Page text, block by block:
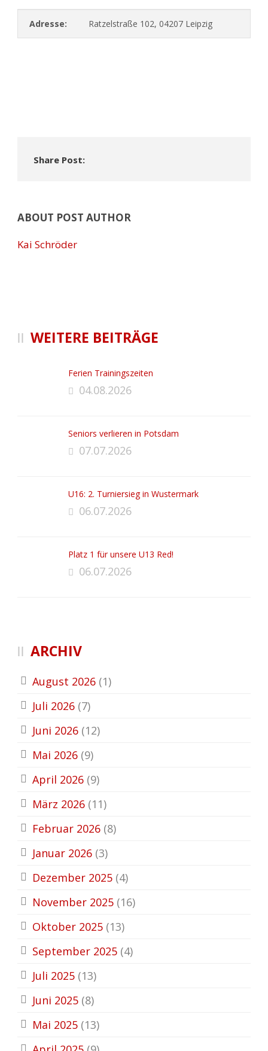
Adresse: Ratzelstraße 102, 04207 Leipzig
Share Post:
ABOUT POST AUTHOR
Kai Schröder
WEITERE BEITRÄGE
Ferien Trainingszeiten
04.08.2026
Seniors verlieren in Potsdam
07.07.2026
U16: 2. Turniersieg in Wustermark
06.07.2026
Platz 1 für unsere U13 Red!
06.07.2026
ARCHIV
August 2026 (1)
Juli 2026 (7)
Juni 2026 (12)
Mai 2026 (9)
April 2026 (9)
März 2026 (11)
Februar 2026 (8)
Januar 2026 (3)
Dezember 2025 (4)
November 2025 (16)
Oktober 2025 (13)
September 2025 (4)
Juli 2025 (13)
Juni 2025 (8)
Mai 2025 (13)